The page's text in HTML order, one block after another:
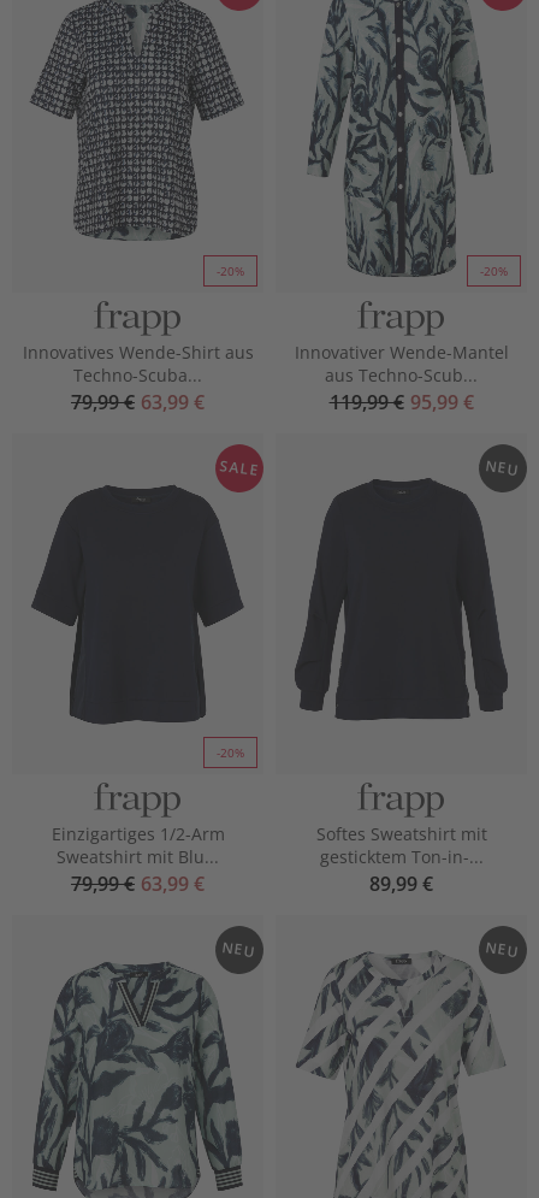
-20%
Innovatives Wende-Shirt aus
Techno-Scuba...
79,99 € 63,99 €
-20%
Innovativer Wende-Mantel
aus Techno-Scub...
119,99 € 95,99 €
-20%
SALE
Einzigartiges 1/2-Arm
Sweatshirt mit Blu...
79,99 € 63,99 €
NEU
Softes Sweatshirt mit
gesticktem Ton-in-...
89,99 €
NEU NEU